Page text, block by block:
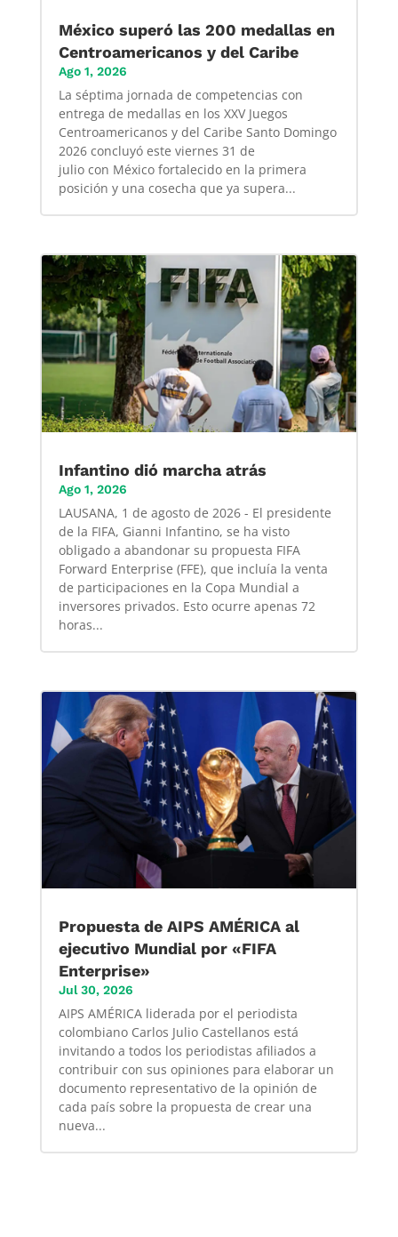
México superó las 200 medallas en
Centroamericanos y del Caribe
Ago 1, 2026
La séptima jornada de competencias con
entrega de medallas en los XXV Juegos
Centroamericanos y del Caribe Santo Domingo
2026 concluyó este viernes 31 de
julio con México fortalecido en la primera
posición y una cosecha que ya supera...
Infantino dió marcha atrás
Ago 1, 2026
LAUSANA, 1 de agosto de 2026 - El presidente
de la FIFA, Gianni Infantino, se ha visto
obligado a abandonar su propuesta FIFA
Forward Enterprise (FFE), que incluía la venta
de participaciones en la Copa Mundial a
inversores privados. Esto ocurre apenas 72
horas...
Propuesta de AIPS AMÉRICA al
ejecutivo Mundial por «FIFA
Enterprise»
Jul 30, 2026
AIPS AMÉRICA liderada por el periodista
colombiano Carlos Julio Castellanos está
invitando a todos los periodistas afiliados a
contribuir con sus opiniones para elaborar un
documento representativo de la opinión de
cada país sobre la propuesta de crear una
nueva...